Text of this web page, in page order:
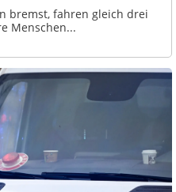
bremst, fahren gleich drei
Menschen...